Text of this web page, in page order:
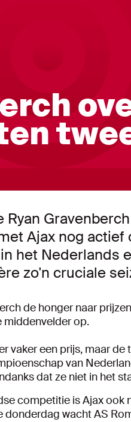
Ryan
Ajax nog actief
het Nederlands
zo'n cruciale
de honger naar
middenvelder op.
vaker een prijs, maar
van
dat ze niet in het
competitie is Ajax ook
donderdag wacht AS